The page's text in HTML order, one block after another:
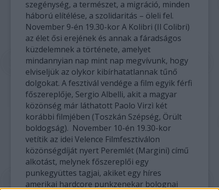
szegénység, a természet, a migráció, minden
háború elítélése, a szolidaritás – öleli fel.
November 9-én 19.30-kor A Kolibri (Il Colibri)
az élet ősi erejének és annak a fáradságos
küzdelemnek a története, amelyet
mindannyian nap mint nap megvívunk, hogy
elviseljük az olykor kibírhatatlannak tűnő
dolgokat. A fesztivál vendége a film egyik férfi
főszereplője, Sergio Albelli, akit a magyar
közönség már láthatott Paolo Virzì két
korábbi filmjében (Toszkán Szépség, Örült
boldogság). November 10-én 19.30-kor
vetítik az idei Velence Filmfesztiválon
közönségdíját nyert Peremlét (Margini) című
alkotást, melynek főszereplői egy
punkegyüttes tagjai, akiket egy híres
amerikai hardcore punkzenekar bolognai